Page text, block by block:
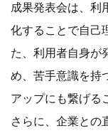
成果発表会は、利
化することで自己
た、利用者自身が
め、苦手意識を持
アップにも繋げる
さらに、企業との